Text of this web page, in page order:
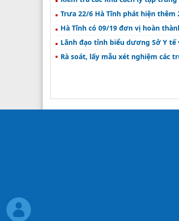
Hà Tĩnh có 09/19 đơn vị hoàn
Lãnh đạo tỉnh biểu dương Sở Y
Rà soát, lấy mẫu xét nghiệm các